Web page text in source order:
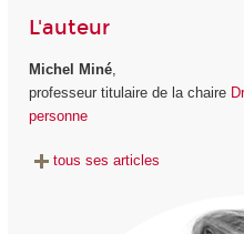
L'auteur
Michel Miné,
professeur titulaire de la chaire
personne
tous ses articles